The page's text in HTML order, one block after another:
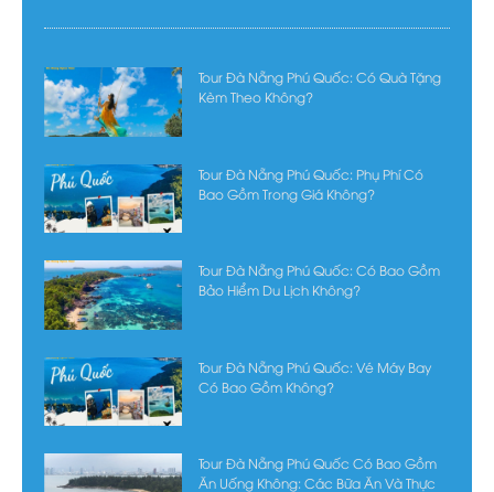
Tour Đà Nẵng Phú Quốc: Có Quà Tặng
Kèm Theo Không?
Tour Đà Nẵng Phú Quốc: Phụ Phí Có
Bao Gồm Trong Giá Không?
Tour Đà Nẵng Phú Quốc: Có Bao Gồm
Bảo Hiểm Du Lịch Không?
Tour Đà Nẵng Phú Quốc: Vé Máy Bay
Có Bao Gồm Không?
Tour Đà Nẵng Phú Quốc Có Bao Gồm
Ăn Uống Không: Các Bữa Ăn Và Thực